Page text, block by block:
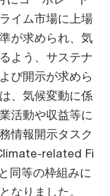
イム市場に上場
が求められ、気
よう、サステナ
び開示が求めら
、気候変動に係
活動や収益等に
情報開示タスク
related Fi
同等の枠組みに
なりました。